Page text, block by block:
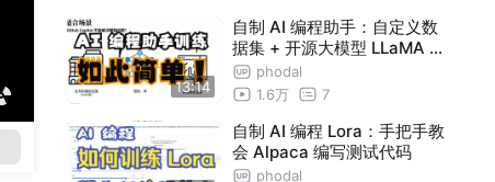
13:14
自制 AI 编程助手：自定义数
据集 + 开源大模型 LLaMA +
LoRA 训练
phodal
1.6万
7
自制 AI 编程 Lora：手把手教
会 Alpaca 编写测试代码
phodal